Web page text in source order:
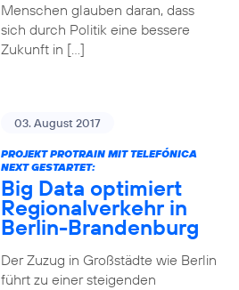
Menschen glauben daran, dass
sich durch Politik eine bessere
Zukunft in […]
03. August 2017
PROJEKT PROTRAIN MIT TELEFÓNICA
NEXT GESTARTET:
Big Data optimiert
Regionalverkehr in
Berlin-Brandenburg
Der Zuzug in Großstädte wie Berlin
führt zu einer steigenden